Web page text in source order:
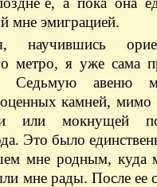
мне эмиграцией.
научившись
метро, я уже сама
Седьмую авеню
камней, мимо
или мокнущей
Это было
мне родным,
мне рады. После ее